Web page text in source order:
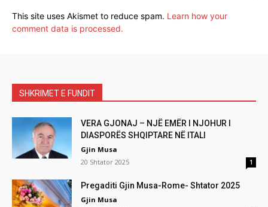
This site uses Akismet to reduce spam. Learn how your
comment data is processed.
SHKRIMET E FUNDIT
VERA GJONAJ – NJË EMËR I NJOHUR I
DIASPORËS SHQIPTARE NË ITALI
Gjin Musa
20 Shtator 2025
1
Pregaditi Gjin Musa-Rome- Shtator 2025
Gjin Musa